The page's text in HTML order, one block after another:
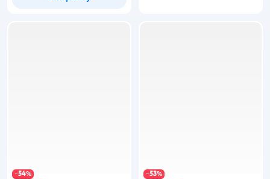
−54% −53%